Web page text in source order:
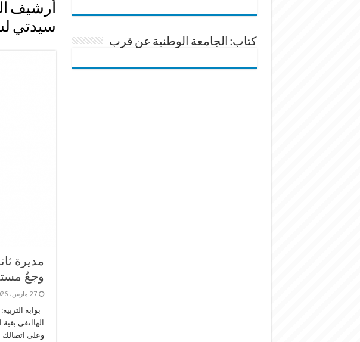
أرشيف
سيدتي
مديرة
وجعٌ
27 مارس، 2026
بوابة
الهااتفي
وعلى اتصالك
كتاب: الجامعة الوطنية عن قرب